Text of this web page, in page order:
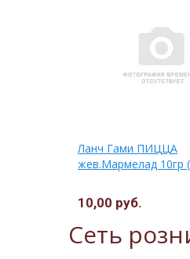
Ланч Гами ПИЦЦА
жев.Мармелад 10гр
10,00 руб.
Сеть